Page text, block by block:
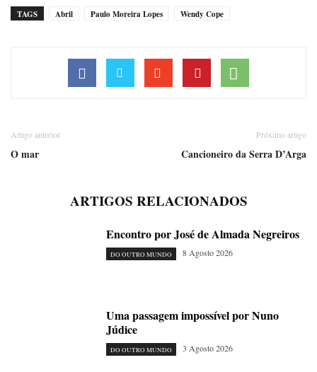
TAGS Abril Paulo Moreira Lopes Wendy Cope
Artigo anterior
O mar
Próximo artigo
Cancioneiro da Serra D’Arga
ARTIGOS RELACIONADOS
Encontro por José de Almada Negreiros
DO OUTRO MUNDO 8 Agosto 2026
Uma passagem impossível por Nuno
Júdice
DO OUTRO MUNDO 3 Agosto 2026